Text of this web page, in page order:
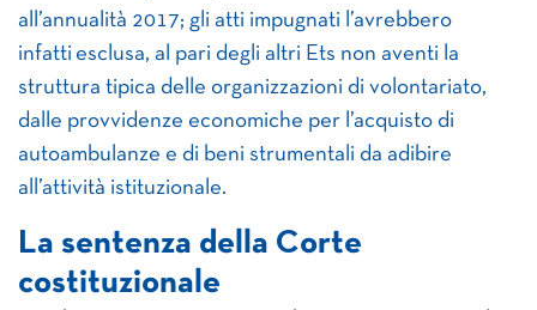
all’annualità 2017; gli atti impugnati l’avrebbero
infatti esclusa, al pari degli altri Ets non aventi la
struttura tipica delle organizzazioni di volontariato,
dalle provvidenze economiche per l’acquisto di
autoambulanze e di beni strumentali da adibire
all’attività istituzionale.
La sentenza della Corte
costituzionale